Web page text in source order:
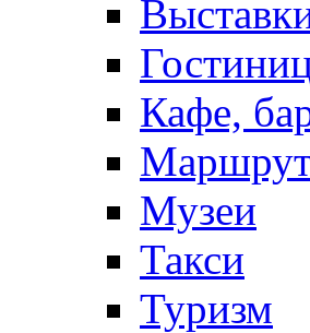
Кафе,
Музеи
Такси
Туризм